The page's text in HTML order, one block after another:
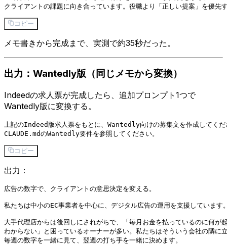
コピー
メモ書きから完成まで、実測で約35秒だった。
出力：Wantedly版（同じメモから変換）
Indeedの求人票が完成したら、追加プロンプト1つで
Wantedly版に変換する。
上記のIndeed版求人票をもとに、Wantedly向けの募集文を作成してくだ
コピー
出力：
広告の数字で、クライアントの意思決定を変える。
私たちは中小のEC事業者を中心に、デジタル広告の運用を支援しています
大手代理店からは後回しにされがちで、「毎月お金を払っているのに何が
わからない」と困っているオーナーが多い。私たちはそういう会社の隣に
毎週の数字を一緒に見て、翌週の打ち手を一緒に決めます。